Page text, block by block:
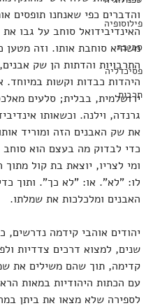
פילוסופיה
סביבה
פסיכדליה
תרבות
והדברים כפי שאנחנו תופסים
האינדיבידואל סוחב על גבו את
משהיא סוחבת אותו. וזה מטען
התרבויות והדתות הן שק
היהדות כבדות וקשות במיוחד.
ירושלמית, בבלית; סלעים
גרנדה, וילנה. וכשאותו
את שק האבנים הזה ומוריד
כדי לבדוק מה בעצם הוא סוחב
ומי לצריו, יוצאת בת קול
לו: "לא". או: "לא כך". ותוך
האבנים ומלכלכות את שמלתו.
יהודים אוהבי קידמה נדרשים,
שנים, למצוא דרכים צדדיות
קדימה, תוך שהם משילים את
עם הכתות היהודיות במאות
לספירה שלא מצאו את ביתן